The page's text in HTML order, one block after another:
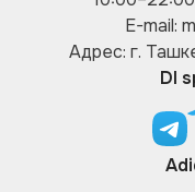
E-mail:
Адрес: г.
DI